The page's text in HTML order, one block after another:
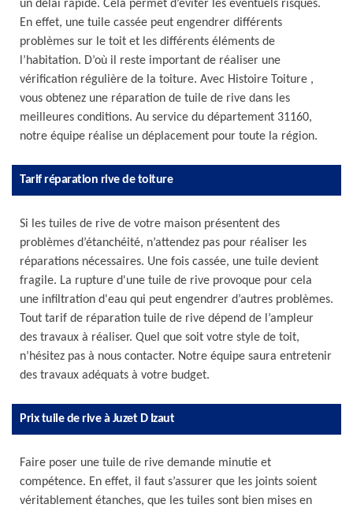
un délai rapide. Cela permet d’éviter les éventuels risques.
En effet, une tuile cassée peut engendrer différents
problèmes sur le toit et les différents éléments de
l’habitation. D’où il reste important de réaliser une
vérification régulière de la toiture. Avec Histoire Toiture ,
vous obtenez une réparation de tuile de rive dans les
meilleures conditions. Au service du département 31160,
notre équipe réalise un déplacement pour toute la région.
Tarif réparation rive de toiture
Si les tuiles de rive de votre maison présentent des
problèmes d’étanchéité, n’attendez pas pour réaliser les
réparations nécessaires. Une fois cassée, une tuile devient
fragile. La rupture d'une tuile de rive provoque pour cela
une infiltration d'eau qui peut engendrer d’autres problèmes.
Tout tarif de réparation tuile de rive dépend de l’ampleur
des travaux à réaliser. Quel que soit votre style de toit,
n’hésitez pas à nous contacter. Notre équipe saura entretenir
des travaux adéquats à votre budget.
Prix tuile de rive à Juzet D Izaut
Faire poser une tuile de rive demande minutie et
compétence. En effet, il faut s’assurer que les joints soient
véritablement étanches, que les tuiles sont bien mises en